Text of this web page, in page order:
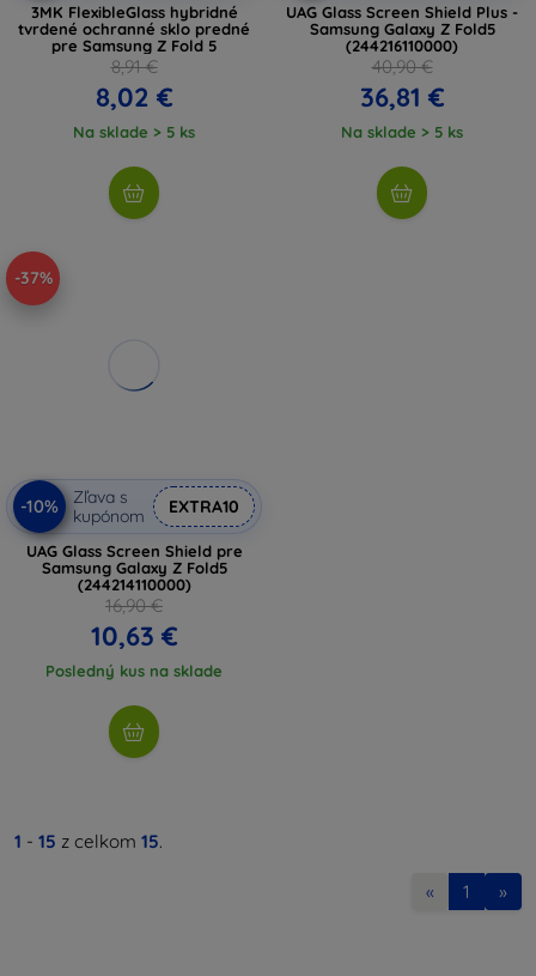
3MK FlexibleGlass hybridné
tvrdené ochranné sklo predné
pre Samsung Z Fold 5
8,91 €
8,02 €
Na sklade > 5 ks
UAG Glass Screen Shield Plus -
Samsung Galaxy Z Fold5
(244216110000)
40,90 €
36,81 €
Na sklade > 5 ks
-37%
-10%
Zľava s
kupónom
EXTRA10
UAG Glass Screen Shield pre
Samsung Galaxy Z Fold5
(244214110000)
16,90 €
10,63 €
Posledný kus na sklade
1 - 15 z celkom 15.
« 1 »